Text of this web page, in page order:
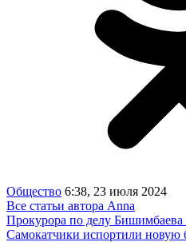
Общество 6:38, 23 июля 2024
Все статьи автора Anna
Прокурора по делу
Самокатчики испортили новую